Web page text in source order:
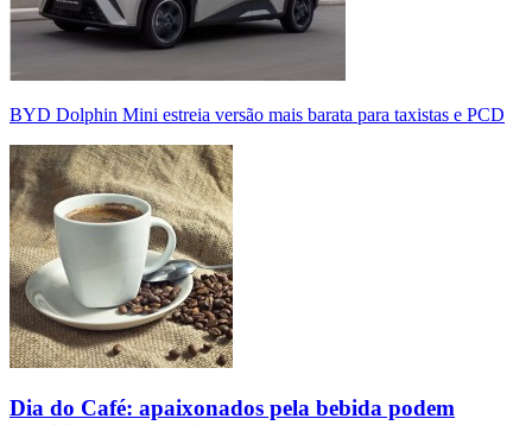
BYD Dolphin Mini estreia versão mais barata para taxistas e PCD
Dia do Café: apaixonados pela bebida podem